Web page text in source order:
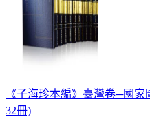
《子海珍本編》臺灣卷─國
32冊)